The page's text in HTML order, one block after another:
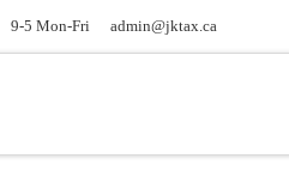
9-5 Mon-Fri admin@jktax.ca